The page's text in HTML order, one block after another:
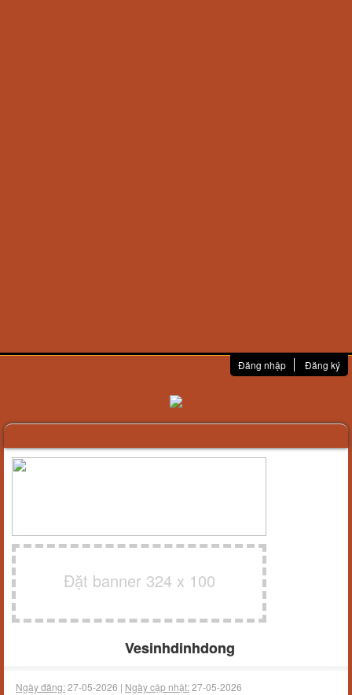
Đăng nhập Đăng ký
Đặt banner 324 x 100
Vesinhdinhdong
Ngày đăng:27-05-2026 | Ngày cập nhật:27-05-2026